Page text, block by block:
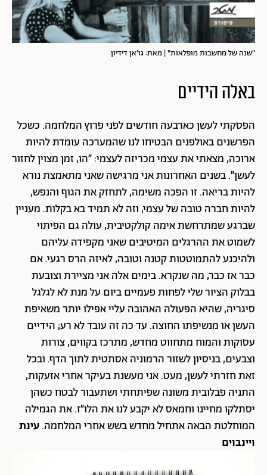
"שנה של מחשבות מופלאות" | מאת: גו'אן דידיון
באלה הידיים
הפסקתי לעשן כארבעה חודשים לפני פרוץ המלחמה. כשכל
הפרשנים באולפנים הבטיחו לנו שהמערכה עומדת להיות
ארוכה, מצאתי את עצמי מכריזה לעצמי: ״הו, זמן מצוין לחזור
לעשן״. בשנים האחרונות אני מרגישה שאני מתאמצת נורא
להיות בריאה. זו הפכה משימה, לתחזק את הגוף והנפש,
להיות חברה טובה של עצמי, וזה לא תמיד בא בקלות. מעניין
שברגע שמתרחשת אימה קולקטיבית, עולה גם הפיתוי
לשמוט את ההרגלים המיטיבים שאני מקפידה עליהם
ולהיכנע להתמוטטות קטנה וטובה, לאיזה הרס רגעי. אם
כבר אז כבר, מה שנקרא. בימים אלה אני מציירת וצובעת
בבלוק הציור שלי לפחות פעמיים ביום על מנת לא לגלגל
סיגריה, שהיא הפעולה האהובה עליי אפילו יותר משאיפת
העשן או מנשיפתו החוצה. עד כה זה עובד לא רע; הידיים
עסוקות והמוח מתחווט מחדש, מתרכז בקווים, צורות
וצבעים, בניסיון לשזור הרמוניה אסתטית לתוך הדף. ובכל
זאת חזרתי לעשן, מעט. אני מעשנת בעיקר אחרי אזעקות,
התניה פבלובית משונה שפיתחתי ושתעבור לבטח כשהן
יסתלקו מחיינו וחמאס לא יקבע לנו את הלו״ז. את הגמילה
המוחלטת הבאה אתחיל מחדש בשש אחרי המלחמה.עינת
ויינבוים